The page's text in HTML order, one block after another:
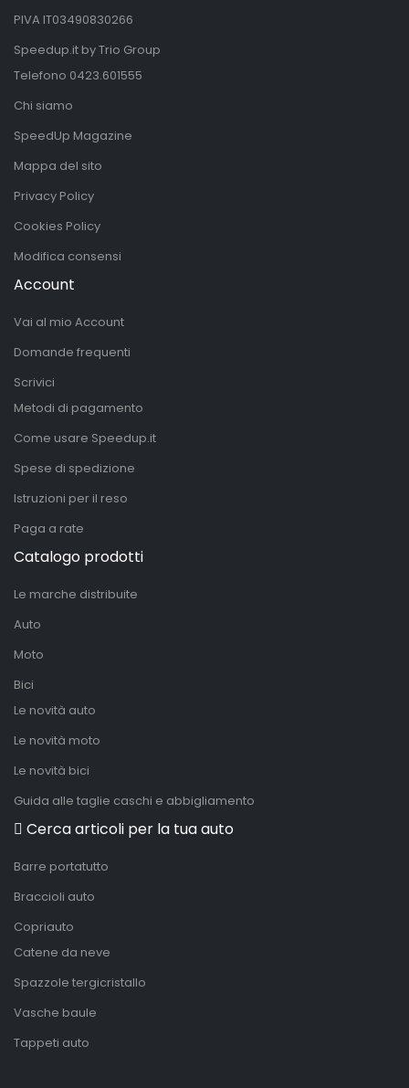
PIVA IT03490830266
Speedup.it by Trio Group
Telefono 0423.601555
Chi siamo
SpeedUp Magazine
Mappa del sito
Privacy Policy
Cookies Policy
Modifica consensi
Account
Vai al mio Account
Domande frequenti
Scrivici
Metodi di pagamento
Come usare Speedup.it
Spese di spedizione
Istruzioni per il reso
Paga a rate
Catalogo prodotti
Le marche distribuite
Auto
Moto
Bici
Le novità auto
Le novità moto
Le novità bici
Guida alle taglie caschi e abbigliamento
Cerca articoli per la tua auto
Barre portatutto
Braccioli auto
Copriauto
Catene da neve
Spazzole tergicristallo
Vasche baule
Tappeti auto